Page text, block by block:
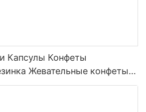
Капсулы Конфеты
Жевательные конфеты